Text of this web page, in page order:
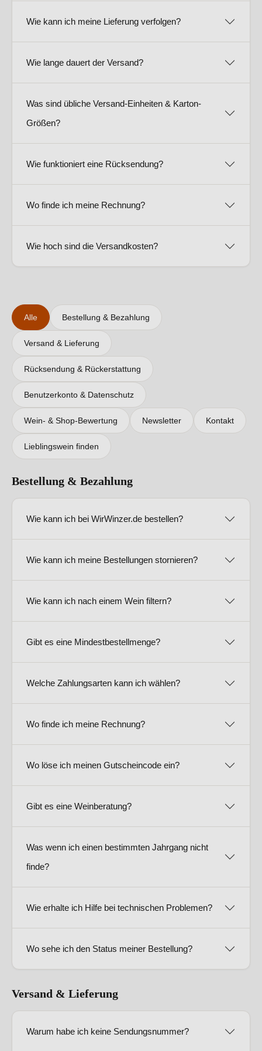
Wie kann ich meine Lieferung verfolgen?
Wie lange dauert der Versand?
Was sind übliche Versand-Einheiten & Karton-
Größen?
Wie funktioniert eine Rücksendung?
Wo finde ich meine Rechnung?
Wie hoch sind die Versandkosten?
Alle Bestellung & Bezahlung
Versand & Lieferung
Rücksendung & Rückerstattung
Benutzerkonto & Datenschutz
Wein- & Shop-Bewertung Newsletter Kontakt
Lieblingswein finden
Bestellung & Bezahlung
Wie kann ich bei WirWinzer.de bestellen?
Wie kann ich meine Bestellungen stornieren?
Wie kann ich nach einem Wein filtern?
Gibt es eine Mindestbestellmenge?
Welche Zahlungsarten kann ich wählen?
Wo finde ich meine Rechnung?
Wo löse ich meinen Gutscheincode ein?
Gibt es eine Weinberatung?
Was wenn ich einen bestimmten Jahrgang nicht
finde?
Wie erhalte ich Hilfe bei technischen Problemen?
Wo sehe ich den Status meiner Bestellung?
Versand & Lieferung
Warum habe ich keine Sendungsnummer?